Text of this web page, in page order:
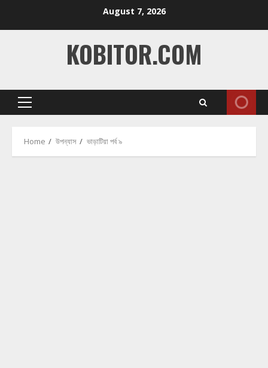
August 7, 2026
KOBITOR.COM
Primary
Home উপন্যাস ভাড়াটিয়া পর্ব ৯